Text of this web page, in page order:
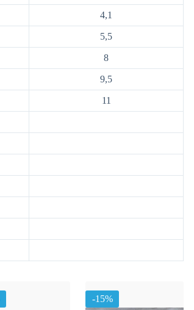
4,1
5,5
8
9,5
11
-15%